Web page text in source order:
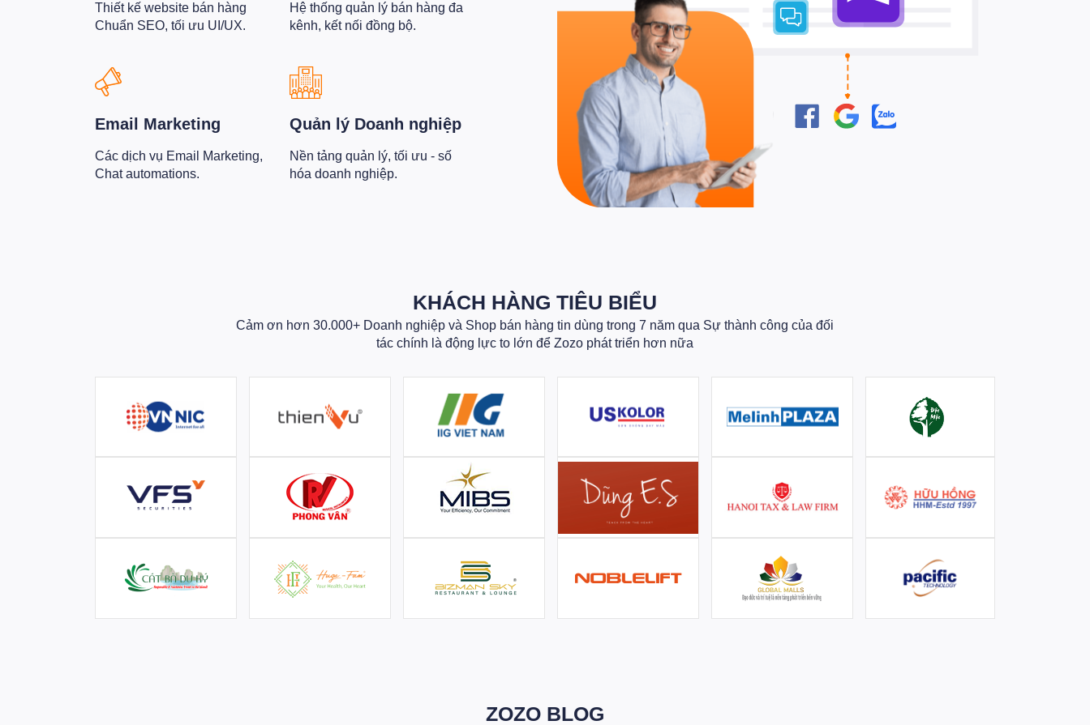
Thiết kế website bán hàng
Chuẩn SEO, tối ưu UI/UX.
Hệ thống quản lý bán hàng đa
kênh, kết nối đồng bộ.
Email Marketing
Các dịch vụ Email Marketing,
Chat automations.
Quản lý Doanh nghiệp
Nền tảng quản lý, tối ưu - số
hóa doanh nghiệp.
KHÁCH HÀNG TIÊU BIỂU
Cảm ơn hơn 30.000+ Doanh nghiệp và Shop bán hàng tin dùng trong 7 năm qua Sự thành công của đối
tác chính là động lực to lớn để Zozo phát triển hơn nữa
ZOZO BLOG